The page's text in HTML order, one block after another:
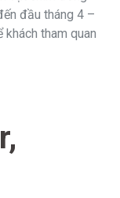
đầu tháng 4 –
tham quan